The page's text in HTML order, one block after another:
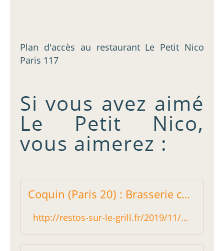
Plan d'accès au restaurant Le Petit Nico
Paris 117
Si vous avez aimé
Le Petit Nico,
vous aimerez :
Coquin (Paris 20) : Brasserie cosmopolite - Restos sur le Grill - Blog critique des restaurants de Paris indépendant !
http://restos-sur-le-grill.fr/2019/11/coquin-paris-20-brasserie-cosmopolite.html